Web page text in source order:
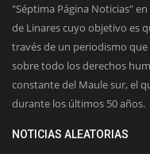
"Séptima Página Noticias"
de Linares cuyo objetivo es
través de un periodismo
sobre todo los derechos
constante del Maule sur, el
durante los últimos 50 años.
NOTICIAS ALEATORIAS